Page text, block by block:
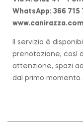
WhatsApp: 366 715
www.canirazza.com
Il servizio è
prenotazione, così
attenzione, spazi
dal primo momento.